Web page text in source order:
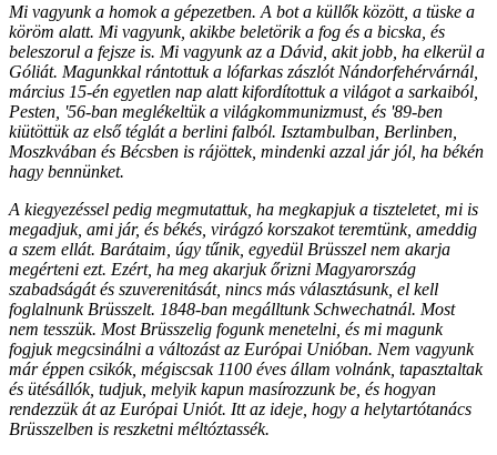
Mi vagyunk a homok a gépezetben. A bot a küllők között, a tüske a
köröm alatt. Mi vagyunk, akikbe beletörik a fog és a bicska, és
beleszorul a fejsze is. Mi vagyunk az a Dávid, akit jobb, ha elkerül a
Góliát. Magunkkal rántottuk a lófarkas zászlót Nándorfehérvárnál,
március 15-én egyetlen nap alatt kifordítottuk a világot a sarkaiból,
Pesten, '56-ban meglékeltük a világkommunizmust, és '89-ben
kiütöttük az első téglát a berlini falból. Isztambulban, Berlinben,
Moszkvában és Bécsben is rájöttek, mindenki azzal jár jól, ha békén
hagy bennünket.
A kiegyezéssel pedig megmutattuk, ha megkapjuk a tiszteletet, mi is
megadjuk, ami jár, és békés, virágzó korszakot teremtünk, ameddig
a szem ellát. Barátaim, úgy tűnik, egyedül Brüsszel nem akarja
megérteni ezt. Ezért, ha meg akarjuk őrizni Magyarország
szabadságát és szuverenitását, nincs más választásunk, el kell
foglalnunk Brüsszelt. 1848-ban megálltunk Schwechatnál. Most
nem tesszük. Most Brüsszelig fogunk menetelni, és mi magunk
fogjuk megcsinálni a változást az Európai Unióban. Nem vagyunk
már éppen csikók, mégiscsak 1100 éves állam volnánk, tapasztaltak
és ütésállók, tudjuk, melyik kapun masírozzunk be, és hogyan
rendezzük át az Európai Uniót. Itt az ideje, hogy a helytartótanács
Brüsszelben is reszketni méltóztassék.